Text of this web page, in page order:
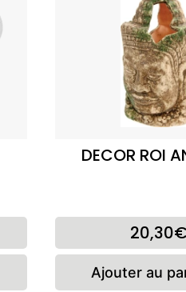
DECOR ROI
Ajouter au